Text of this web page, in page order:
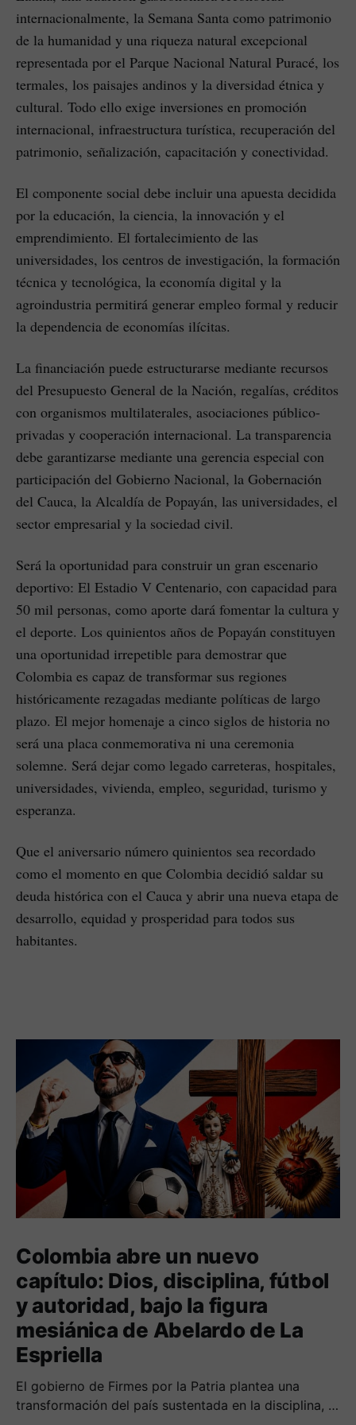
internacionalmente, la Semana Santa como patrimonio
de la humanidad y una riqueza natural excepcional
representada por el Parque Nacional Natural Puracé, los
termales, los paisajes andinos y la diversidad étnica y
cultural. Todo ello exige inversiones en promoción
internacional, infraestructura turística, recuperación del
patrimonio, señalización, capacitación y conectividad.
El componente social debe incluir una apuesta decidida
por la educación, la ciencia, la innovación y el
emprendimiento. El fortalecimiento de las
universidades, los centros de investigación, la formación
técnica y tecnológica, la economía digital y la
agroindustria permitirá generar empleo formal y reducir
la dependencia de economías ilícitas.
La financiación puede estructurarse mediante recursos
del Presupuesto General de la Nación, regalías, créditos
con organismos multilaterales, asociaciones público-
privadas y cooperación internacional. La transparencia
debe garantizarse mediante una gerencia especial con
participación del Gobierno Nacional, la Gobernación
del Cauca, la Alcaldía de Popayán, las universidades, el
sector empresarial y la sociedad civil.
Será la oportunidad para construir un gran escenario
deportivo: El Estadio V Centenario, con capacidad para
50 mil personas, como aporte dará fomentar la cultura y
el deporte. Los quinientos años de Popayán constituyen
una oportunidad irrepetible para demostrar que
Colombia es capaz de transformar sus regiones
históricamente rezagadas mediante políticas de largo
plazo. El mejor homenaje a cinco siglos de historia no
será una placa conmemorativa ni una ceremonia
solemne. Será dejar como legado carreteras, hospitales,
universidades, vivienda, empleo, seguridad, turismo y
esperanza.
Que el aniversario número quinientos sea recordado
como el momento en que Colombia decidió saldar su
deuda histórica con el Cauca y abrir una nueva etapa de
desarrollo, equidad y prosperidad para todos sus
habitantes.
Colombia abre un nuevo
capítulo: Dios, disciplina, fútbol
y autoridad, bajo la figura
mesiánica de Abelardo de La
Espriella
El gobierno de Firmes por la Patria plantea una
transformación del país sustentada en la disciplina, el